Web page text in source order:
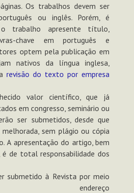
Os trabalhos devem ser
ou inglês. Porém, é
trabalho apresente título,
chave em português e
optem pela publicação em
nativos da língua inglesa,
revisão do texto por empresa
valor científico, que já
em congresso, seminário ou
ser submetidos, desde que
sem plágio ou cópia
A apresentação do artigo, bem
de total responsabilidade dos
submetido à Revista por meio